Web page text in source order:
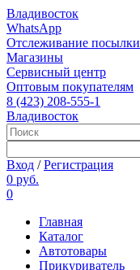
Владивосток
WhatsApp
Отслеживание посылки
Магазины
Сервисный центр
Оптовым покупателям
8 (423) 208-555-1
Владивосток
Вход /Регистрация
0 руб.
0
Главная
Каталог
Автотовары
Прикуриватель